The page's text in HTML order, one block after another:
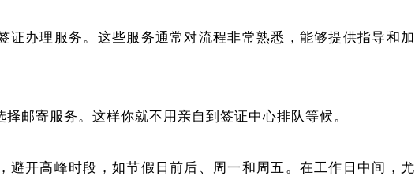
证办理服务。这些服务通常对流程非常熟悉，能够提供指导和加
邮寄服务。这样你就不用亲自到签证中心排队等候。
避开高峰时段，如节假日前后、周一和周五。在工作日中间，尤